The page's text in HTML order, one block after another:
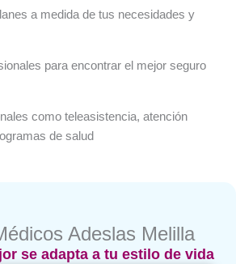
a medida de tus necesidades y
para encontrar el mejor seguro
como teleasistencia, atención
de salud
Adeslas Melilla
se adapta a tu estilo de vida